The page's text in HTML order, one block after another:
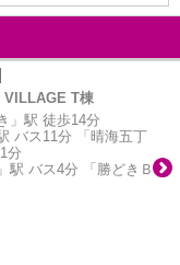
VILLAGE T棟
」駅 徒歩14分
バス11分 「晴海五丁
分
駅 バス4分 「勝どきＢ